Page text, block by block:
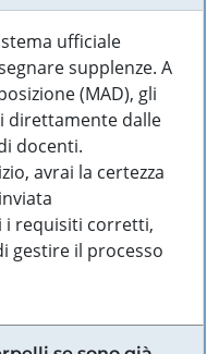
ufficiale
supplenze. A
(MAD), gli
direttamente dalle
docenti.
avrai la certezza
i requisiti corretti,
gestire il processo